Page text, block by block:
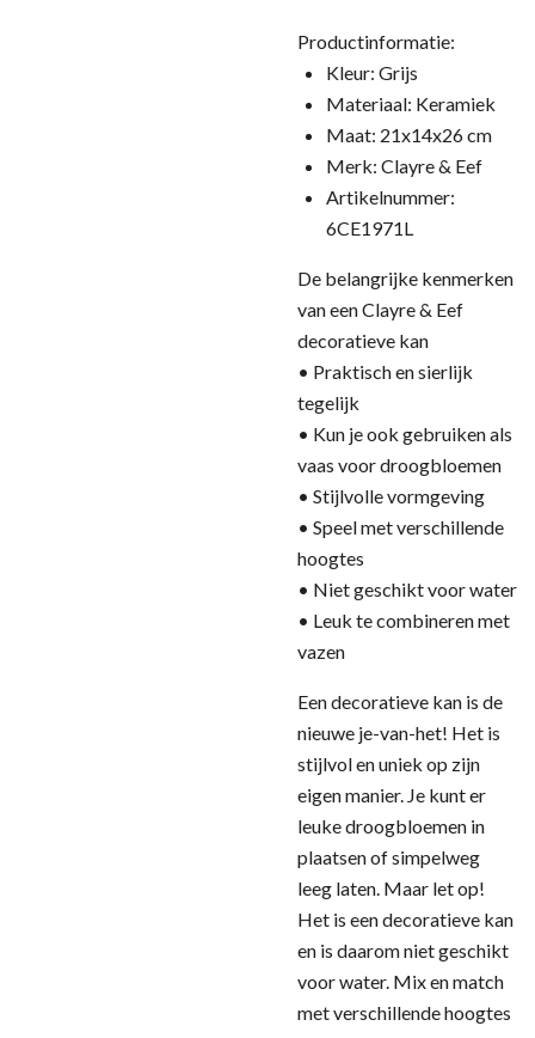
Productinformatie:
Kleur: Grijs
Materiaal: Keramiek
Maat: 21x14x26 cm
Merk: Clayre & Eef
Artikelnummer:
6CE1971L
De belangrijke kenmerken
van een Clayre & Eef
decoratieve kan
• Praktisch en sierlijk
tegelijk
• Kun je ook gebruiken als
vaas voor droogbloemen
• Stijlvolle vormgeving
• Speel met verschillende
hoogtes
• Niet geschikt voor water
• Leuk te combineren met
vazen
Een decoratieve kan is de
nieuwe je-van-het! Het is
stijlvol en uniek op zijn
eigen manier. Je kunt er
leuke droogbloemen in
plaatsen of simpelweg
leeg laten. Maar let op!
Het is een decoratieve kan
en is daarom niet geschikt
voor water. Mix en match
met verschillende hoogtes